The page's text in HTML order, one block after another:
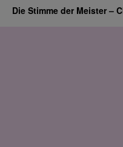
Die Stimme der Meister –